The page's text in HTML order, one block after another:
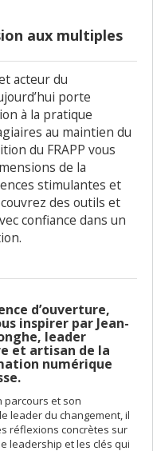
aux multiples
acteur du
porte
à la pratique
au maintien du
du FRAPP vous
de la
stimulantes et
des outils et
confiance dans un
d’ouverture,
inspirer par Jean-
leader
et artisan de la
numérique
parcours et son
leader du changement, il
réflexions concrètes sur
leadership et les clés qui